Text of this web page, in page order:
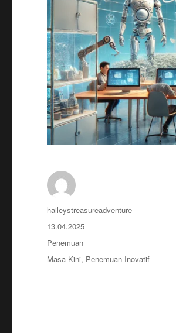
Author
haileystreasureadventure
Posted
on
13.04.2025
Categories
Penemuan
Tags
Masa Kini, Penemuan Inovatif